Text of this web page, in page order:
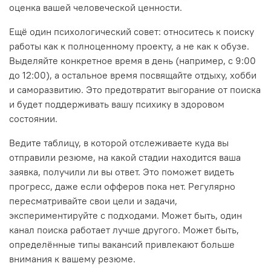
оценка вашей человеческой ценности.
Ещё один психологический совет: относитесь к поиску
работы как к полноценному проекту, а не как к обузе.
Выделяйте конкретное время в день (например, с 9:00
до 12:00), а остальное время посвящайте отдыху, хобби
и саморазвитию. Это предотвратит выгорание от поиска
и будет поддерживать вашу психику в здоровом
состоянии.
Ведите таблицу, в которой отслеживаете куда вы
отправили резюме, на какой стадии находится ваша
заявка, получили ли вы ответ. Это поможет видеть
прогресс, даже если офферов пока нет. Регулярно
пересматривайте свои цели и задачи,
экспериментируйте с подходами. Может быть, один
канал поиска работает лучше другого. Может быть,
определённые типы вакансий привлекают больше
внимания к вашему резюме.